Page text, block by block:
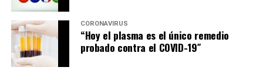
CORONAVIRUS
“Hoy el plasma es el único remedio
probado contra el COVID-19″